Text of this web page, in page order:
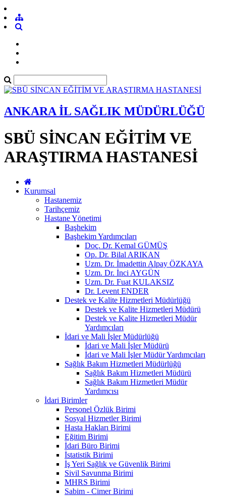
ANKARA İL SAĞLIK MÜDÜRLÜĞÜ
SBÜ SİNCAN EĞİTİM VE
ARAŞTIRMA HASTANESİ
Kurumsal
Hastanemiz
Tarihçemiz
Hastane Yönetimi
Başhekim
Başhekim Yardımcıları
Doç. Dr. Kemal GÜMÜŞ
Op. Dr. Bilal ARIKAN
Uzm. Dr. İmadettin Alpay ÖZKAYA
Uzm. Dr. İnci AYGÜN
Uzm. Dr. Fuat KULAKSIZ
Dr. Levent ENDER
Destek ve Kalite Hizmetleri Müdürlüğü
Destek ve Kalite Hizmetleri Müdürü
Destek ve Kalite Hizmetleri Müdür
Yardımcıları
İdari ve Mali İşler Müdürlüğü
İdari ve Mali İşler Müdürü
İdari ve Mali İşler Müdür Yardımcıları
Sağlık Bakım Hizmetleri Müdürlüğü
Sağlık Bakım Hizmetleri Müdürü
Sağlık Bakım Hizmetleri Müdür
Yardımcısı
İdari Birimler
Personel Özlük Birimi
Sosyal Hizmetler Birimi
Hasta Hakları Birimi
Eğitim Birimi
İdari Büro Birimi
İstatistik Birimi
İş Yeri Sağlık ve Güvenlik Birimi
Sivil Savunma Birimi
MHRS Birimi
Sabim - Cimer Birimi